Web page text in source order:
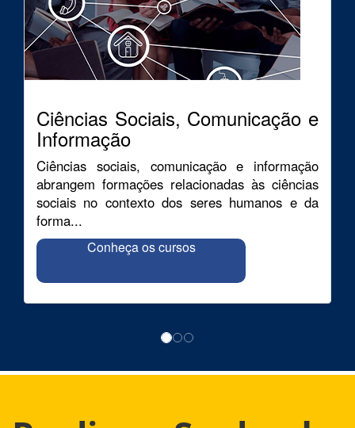
Ciências Sociais, Comunicação e
Informação
Ciências sociais, comunicação e informação
abrangem formações relacionadas às ciências
sociais no contexto dos seres humanos e da
forma...
Conheça os cursos